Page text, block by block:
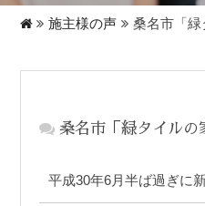
施主様の声 桑名市「緑
桑名市「緑タイル
平成30年6月半ば過ぎに